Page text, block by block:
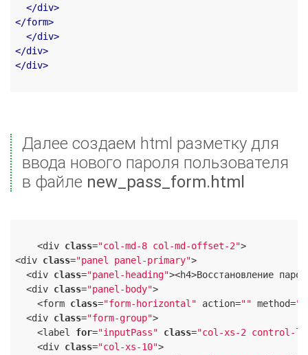
</div>
</form>
</div>
</div>
</div>
Далее создаем html разметку для
ввода нового пароля пользователя
в файле new_pass_form.html
    <div
class="col-md-8 col-md-offset-2">
<div class="panel panel-primary">
  <div
class="panel-heading"><h4>Восстановление
  <div
class="panel-body">
    <form
class="form-horizontal" action="" method=
  <div
class="form-group">
    <label
for="inputPass" class="col-xs-2 control-
    <div
class="col-xs-10">